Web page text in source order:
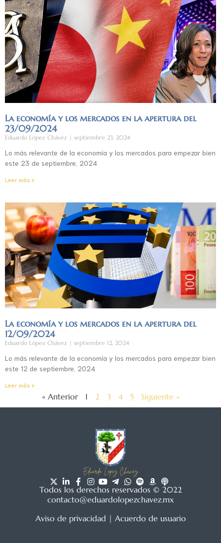
La economía y los mercados en la apertura del
23/09/2024
Eduardo López Chávez septiembre 23, 2024
Lo más relevante de la economía y los mercados para empezar bien
este 23 de septiembre, 2024
Leer más »
La economía y los mercados en la apertura del
12/09/2024
Eduardo López Chávez septiembre 12, 2024
Lo más relevante de la economía y los mercados para empezar bien
este 12 de septiembre, 2024
Leer más »
« Anterior 1 2 3 4 5 Siguiente »
Todos los derechos reservados © 2022
contacto@eduardolopezchavez.mx
Aviso de privacidad | Acuerdo de usuario